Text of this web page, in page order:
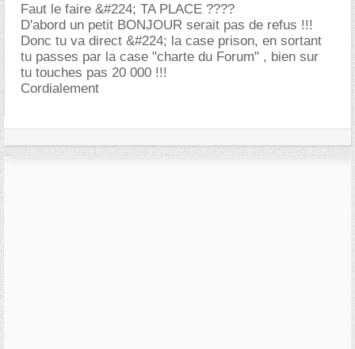
Faut le faire &#224; TA PLACE ????
D'abord un petit BONJOUR serait pas de refus !!!
Donc tu va direct &#224; la case prison, en sortant
tu passes par la case "charte du Forum" , bien sur
tu touches pas 20 000 !!!
Cordialement